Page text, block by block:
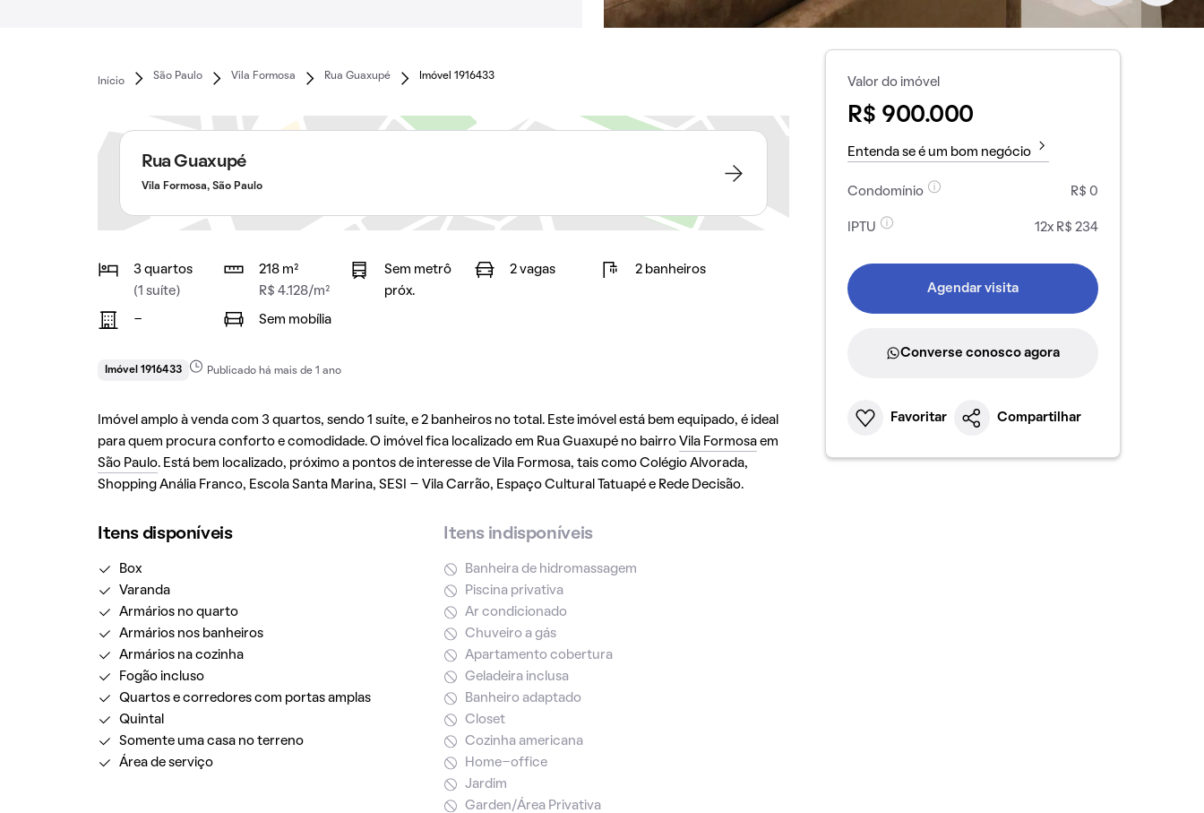
Início
São Paulo Vila Formosa Rua Guaxupé Imóvel 1916433
Rua Guaxupé
Vila Formosa, São Paulo
3 quartos
(1 suíte)
218 m²
R$ 4.128/m²
Sem metrô
próx.
2 vagas 2 banheiros
- Sem mobília
Imóvel 1916433 Publicado há mais de 1 ano
Imóvel amplo à venda com 3 quartos, sendo 1 suíte, e 2 banheiros no total. Este imóvel está bem equipado, é ideal
para quem procura conforto e comodidade. O imóvel fica localizado em Rua Guaxupé no bairro Vila Formosaem
São Paulo. Está bem localizado, próximo a pontos de interesse de Vila Formosa, tais como Colégio Alvorada,
Shopping Anália Franco, Escola Santa Marina, SESI – Vila Carrão, Espaço Cultural Tatuapé e Rede Decisão.
Itens disponíveis
Box
Varanda
Armários no quarto
Armários nos banheiros
Armários na cozinha
Fogão incluso
Quartos e corredores com portas amplas
Quintal
Somente uma casa no terreno
Área de serviço
Itens indisponíveis
Banheira de hidromassagem
Piscina privativa
Ar condicionado
Chuveiro a gás
Apartamento cobertura
Geladeira inclusa
Banheiro adaptado
Closet
Cozinha americana
Home-office
Jardim
Garden/Área Privativa
Valor do imóvel
R$ 900.000
Entenda se é um bom negócio
Condomínio R$ 0
IPTU 12x R$ 234
Agendar visita
Converse conosco agora
Favoritar Compartilhar